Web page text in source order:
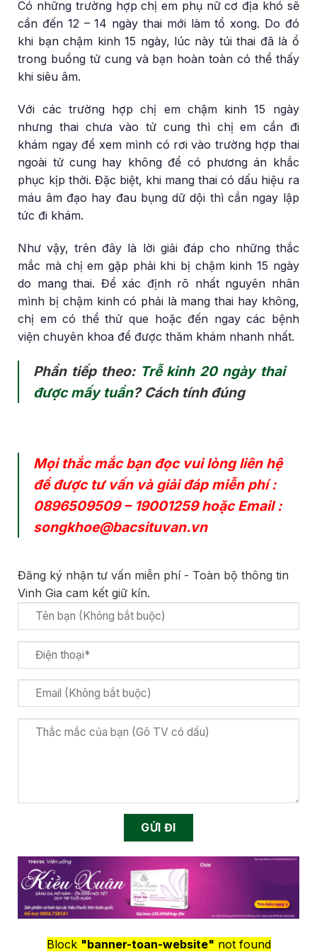
Có những trường hợp chị em phụ nữ cơ địa khó sẽ
cần đến 12 – 14 ngày thai mới làm tổ xong. Do đó
khi bạn chậm kinh 15 ngày, lúc này túi thai đã là ổ
trong buồng tử cung và bạn hoàn toàn có thể thấy
khi siêu âm.
Với các trường hợp chị em chậm kinh 15 ngày
nhưng thai chưa vào tử cung thì chị em cần đi
khám ngay để xem mình có rơi vào trường hợp thai
ngoài tử cung hay không để có phương án khắc
phục kịp thời. Đặc biệt, khi mang thai có dấu hiệu ra
máu âm đạo hay đau bụng dữ dội thì cần ngay lập
tức đi khám.
Như vậy, trên đây là lời giải đáp cho những thắc
mắc mà chị em gặp phải khi bị chậm kinh 15 ngày
do mang thai. Để xác định rõ nhất nguyên nhân
mình bị chậm kinh có phải là mang thai hay không,
chị em có thể thử que hoặc đến ngay các bệnh
viện chuyên khoa để được thăm khám nhanh nhất.
Phần tiếp theo: Trễ kinh 20 ngày thai
được mấy tuần? Cách tính đúng
Mọi thắc mắc bạn đọc vui lòng liên hệ
để được tư vấn và giải đáp miễn phí :
0896509509– 19001259hoặc Email :
songkhoe@bacsituvan.vn
Đăng ký nhận tư vấn miễn phí - Toàn bộ thông tin
Vinh Gia cam kết giữ kín.
Block "banner-toan-website" not found